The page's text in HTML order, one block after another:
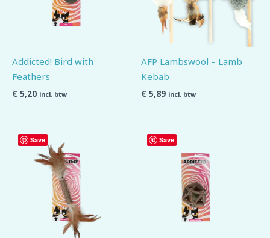
Addicted! Bird with
Feathers
€ 5,20 incl. btw
AFP Lambswool – Lamb
Kebab
€ 5,89 incl. btw
Save Save